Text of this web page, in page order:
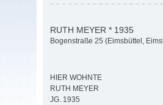
RUTH MEYER * 1935
Bogenstraße 25 (Eimsbüttel,
HIER WOHNTE
RUTH MEYER
JG. 1935